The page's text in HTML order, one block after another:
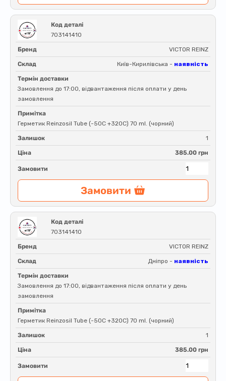
Код деталі
703141410
Бренд VICTOR REINZ
Склад Київ-Кирилівська - наявність
Термін доставки
Замовлення до 17:00, відвантаження після оплати у день
замовлення
Примітка
Герметик Reinzosil Tube (-50C +320C) 70 ml. (чорний)
Залишок 1
Ціна 385.00 грн
Замовити
Замовити
Код деталі
703141410
Бренд VICTOR REINZ
Склад Дніпро - наявність
Термін доставки
Замовлення до 17:00, відвантаження після оплати у день
замовлення
Примітка
Герметик Reinzosil Tube (-50C +320C) 70 ml. (чорний)
Залишок 1
Ціна 385.00 грн
Замовити